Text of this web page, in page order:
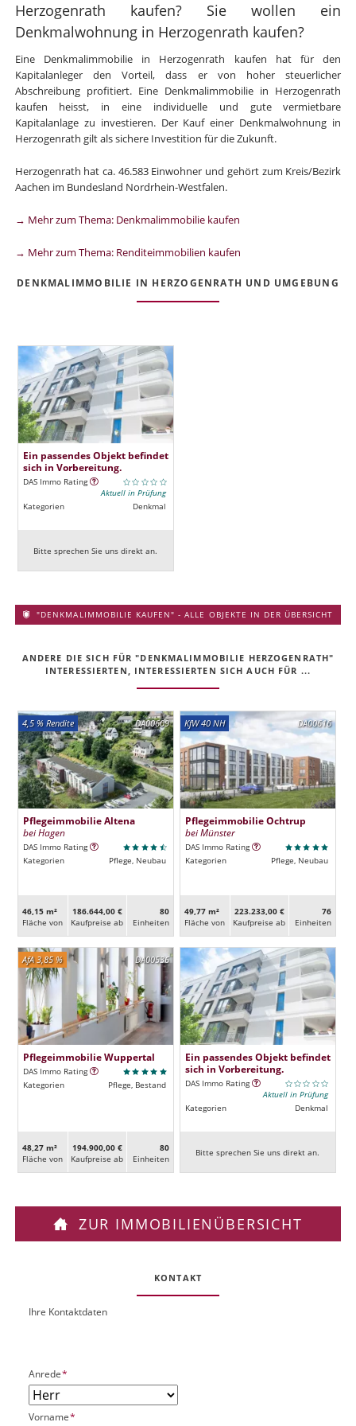
Herzogenrath kaufen? Sie wollen ein
Denkmalwohnung in Herzogenrath kaufen?
Eine Denkmalimmobilie in Herzogenrath kaufen hat für den
Kapitalanleger den Vorteil, dass er von hoher steuerlicher
Abschreibung profitiert. Eine Denkmalimmobilie in Herzogenrath
kaufen heisst, in eine individuelle und gute vermietbare
Kapitalanlage zu investieren. Der Kauf einer Denkmalwohnung in
Herzogenrath gilt als sichere Investition für die Zukunft.
Herzogenrath hat ca. 46.583 Einwohner und gehört zum Kreis/Bezirk
Aachen im Bundesland Nordrhein-Westfalen.
→ Mehr zum Thema: Denkmalimmobilie kaufen
→ Mehr zum Thema: Renditeimmobilien kaufen
DENKMALIMMOBILIE IN HERZOGENRATH UND UMGEBUNG
Ein passendes Objekt befindet
sich in Vorbereitung.
DAS Immo Rating
Aktuell in Prüfung
Kategorien
Denkmal
Bitte sprechen Sie uns direkt an.
"DENKMALIMMOBILIE KAUFEN" - ALLE OBJEKTE IN DER ÜBERSICHT
ANDERE DIE SICH FÜR "DENKMALIMMOBILIE HERZOGENRATH"
INTERESSIERTEN, INTERESSIERTEN SICH AUCH FÜR ...
DA00609
4,5 % Rendite
Pflegeimmobilie Altena
bei Hagen
DAS Immo Rating
Kategorien
Pflege, Neubau
46,15 m²
Fläche von
186.644,00 €
Kaufpreise ab
80
Ein­heiten
DA00616
KfW 40 NH
Pflegeimmobilie Ochtrup
bei Münster
DAS Immo Rating
Kategorien
Pflege, Neubau
49,77 m²
Fläche von
223.233,00 €
Kaufpreise ab
76
Ein­heiten
DA00536
AfA 3,85 %
Pflegeimmobilie Wuppertal
DAS Immo Rating
Kategorien
Pflege, Bestand
48,27 m²
Fläche von
194.900,00 €
Kaufpreise ab
80
Ein­heiten
Ein passendes Objekt befindet
sich in Vorbereitung.
DAS Immo Rating
Aktuell in Prüfung
Kategorien
Denkmal
Bitte sprechen Sie uns direkt an.
ZUR IMMOBILIENÜBERSICHT
KONTAKT
O
k
P
UIhre Kontaktdaten
P
f
l
i
Anrede*
P
Vorname*